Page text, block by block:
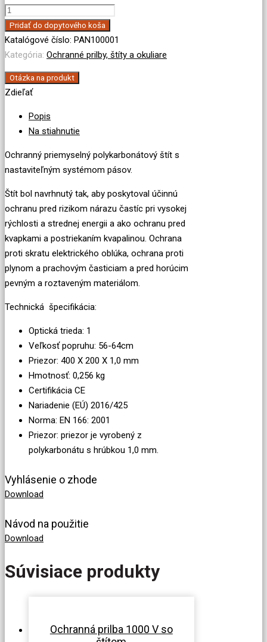
množstvo
Ochranný
štít
Panorama
Pridať do dopytového koša
Katalógové číslo: PAN100001
Kategória: Ochranné prilby, štíty a okuliare
Otázka na produkt
Zdieľať
Popis
Na stiahnutie
Ochranný priemyselný polykarbonátový štít s
nastaviteľným systémom pásov.
Štít bol navrhnutý tak, aby poskytoval účinnú
ochranu pred rizikom nárazu častíc pri vysokej
rýchlosti a strednej energii a ako ochranu pred
kvapkami a postriekaním kvapalinou. Ochrana
proti skratu elektrického oblúka, ochrana proti
plynom a prachovým časticiam a pred horúcim
pevným a roztaveným materiálom.
Technická špecifikácia:
Optická trieda: 1
Veľkosť popruhu: 56-64cm
Priezor: 400 X 200 X 1,0 mm
Hmotnosť: 0,256 kg
Certifikácia CE
Nariadenie (EÚ) 2016/425
Norma: EN 166: 2001
Priezor: priezor je vyrobený z
polykarbonátu s hrúbkou 1,0 mm.
Vyhlásenie o zhode
Download
Návod na použitie
Download
Súvisiace produkty
Ochranná prilba 1000 V so